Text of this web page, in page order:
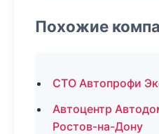
Похожие
СТО Автопрофи
Автоцентр
Ростов-на-Дону